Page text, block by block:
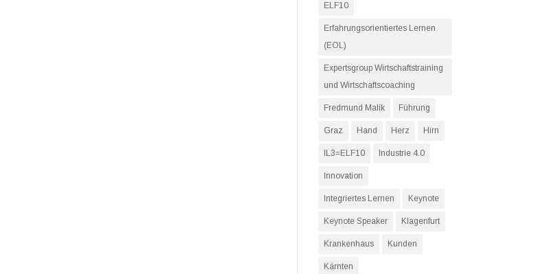
ELF10
Erfahrungsorientiertes Lernen
(EOL)
Expertsgroup Wirtschaftstraining
und Wirtschaftscoaching
Fredmund Malik Führung
Graz Hand Herz Hirn
IL3=ELF10 Industrie 4.0
Innovation
Integriertes Lernen Keynote
Keynote Speaker Klagenfurt
Krankenhaus Kunden
Kärnten